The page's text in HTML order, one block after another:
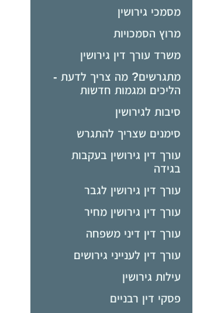
מסמכי גירושין
מרוץ הסמכויות
משרד עורך דין גירושין
מתגרשים? מה צריך לדעת -
הליכים ומגמות חדשות
סיבות לגירושין
סימנים שצריך להתגרש
עורך דין גירושין בעקבות
בגידה
עורך דין גירושין לגבר
עורך דין גירושין מחיר
עורך דין דיני משפחה
עורך דין לענייני גירושים
עילות גירושין
פסקי דין רבניים